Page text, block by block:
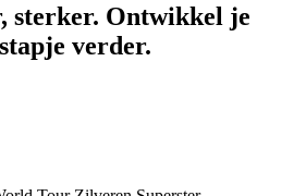
sterker. Ontwikkel je
verder.